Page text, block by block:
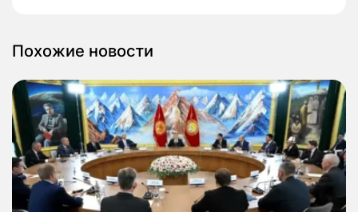
Похожие новости